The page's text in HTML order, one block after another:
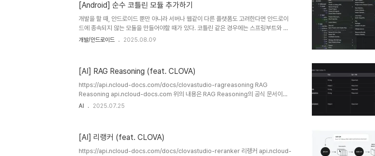
리는 주목해야하는 점이 있다. 그것은 바로 데이터 모델은 왜 여기에 포함하지 않는가 이다.
처음 프로젝트에 들어가고 코드를 작성하다보면 흔히 하는 실수중 하나이다(적어도 나는
그랬었다..
[Android] 순수 코틀린 모듈 추가하기
개발을 할 때, 안드로이드 뿐만 아니라 서버나 웹같이 다른 플랫폼도 고려한다면 안드로이
드에 종속되지 않는 모듈을 만들어야할 때가 있다. 코틀린 같은 경우에는 스프링부트와 같
이 다른 곳에서도 쓰이는 언어기 때문에 범용적으로 쓸 수 있는 기능인 경우 안드로이드 모
게 lib 모듈이 생성된다. 여기서 test코드를 작성하려고 test에 대고 우클릭을 하면 이렇게
파일을 추가하는 항목이 안나오는데 일부러 그렇게 만든건지 아니..
개발/안드로이드 2025.08.09
[AI] RAG Reasoning (feat. CLOVA)
https://api.ncloud-docs.com/docs/clovastudio-ragreasoning RAG
Reasoning api.ncloud-docs.com 위의 내용은 RAG Reasoning의 공식 문서이다.
이번에 RAG Reasoning을 조금 더 쉽게 이해하려면 요청 응답 예시와 파라미터를 살펴
유저의 요청curl --location --request POST 'https://clovastudio.strea..
AI 2025.07.25
[AI] 리랭커 (feat. CLOVA)
https://api.ncloud-docs.com/docs/clovastudio-reranker 리랭커 api.ncloud-